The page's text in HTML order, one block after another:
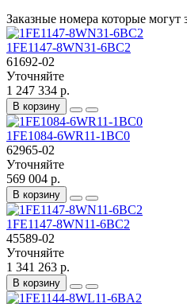
Заказные номера которые могут
1FE1147-8WN31-6BC2
61692-02
Уточняйте
1 247 334 р.
В корзину
1FE1084-6WR11-1BC0
62965-02
Уточняйте
569 004 р.
В корзину
1FE1147-8WN11-6BC2
45589-02
Уточняйте
1 341 263 р.
В корзину